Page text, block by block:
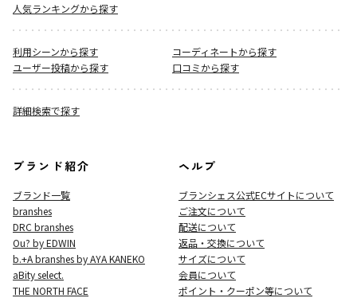
人気ランキングから探す
利用シーンから探す
コーディネートから探す
ユーザー投稿から探す
口コミから探す
詳細検索で探す
ブランド紹介
ブランド一覧
branshes
DRC branshes
Ou? by EDWIN
b.+A branshes by AYA KANEKO
aBity select.
THE NORTH FACE
ヘルプ
ブランシェス公式ECサイトについて
ご注文について
配送について
返品・交換について
サイズについて
会員について
ポイント・クーポン等について